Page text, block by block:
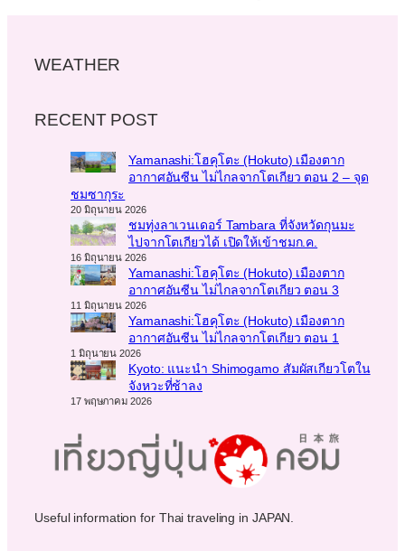
WEATHER
RECENT POST
Yamanashi:โฮคุโตะ (Hokuto) เมืองตาก
อากาศอันซีน ไม่ไกลจากโตเกียว ตอน 2 – จุด
ชมซากุระ
20 มิถุนายน 2026
ชมทุ่งลาเวนเดอร์ Tambara ที่จังหวัดกุนมะ
ไปจากโตเกียวได้ เปิดให้เข้าชมก.ค.
16 มิถุนายน 2026
Yamanashi:โฮคุโตะ (Hokuto) เมืองตาก
อากาศอันซีน ไม่ไกลจากโตเกียว ตอน 3
11 มิถุนายน 2026
Yamanashi:โฮคุโตะ (Hokuto) เมืองตาก
อากาศอันซีน ไม่ไกลจากโตเกียว ตอน 1
1 มิถุนายน 2026
Kyoto: แนะนำ Shimogamo สัมผัสเกียวโตใน
จังหวะที่ช้าลง
17 พฤษภาคม 2026
Useful information for Thai traveling in JAPAN.